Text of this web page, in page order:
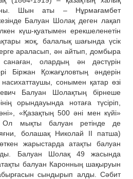
Шын аты – Нұрмағамбет
Балуан Шолақ деген лақап
күш-қуатымен ерекшеленетін
жоқ, балалық шағында үсік
араласып, ән айтып, домбыра
олардың ән дәстүрін
Біржан Қожағұловтың әндерін
сонымен қатар өзі
Балуан Шолақтың бірнеше
орындауында нотаға түсіріп,
«Қазақтың 500 әні мен күйі»
Ол мықты балуан ретінде де
болашақ Николай II патша)
жарыстарда атақты балуан
Балуан Шолақ 49 жасында
балуан Каронның шақыруын
сындырып алды. Сәбит